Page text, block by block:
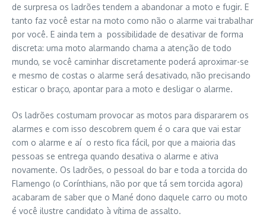
de surpresa os ladrões tendem a abandonar a moto e fugir. E
tanto faz você estar na moto como não o alarme vai trabalhar
por você. E ainda tem a possibilidade de desativar de forma
discreta: uma moto alarmando chama a atenção de todo
mundo, se você caminhar discretamente poderá aproximar-se
e mesmo de costas o alarme será desativado, não precisando
esticar o braço, apontar para a moto e desligar o alarme.
Os ladrões costumam provocar as motos para dispararem os
alarmes e com isso descobrem quem é o cara que vai estar
com o alarme e aí o resto fica fácil, por que a maioria das
pessoas se entrega quando desativa o alarme e ativa
novamente. Os ladrões, o pessoal do bar e toda a torcida do
Flamengo (o Corínthians, não por que tá sem torcida agora)
acabaram de saber que o Mané dono daquele carro ou moto
é você ilustre candidato à vítima de assalto.